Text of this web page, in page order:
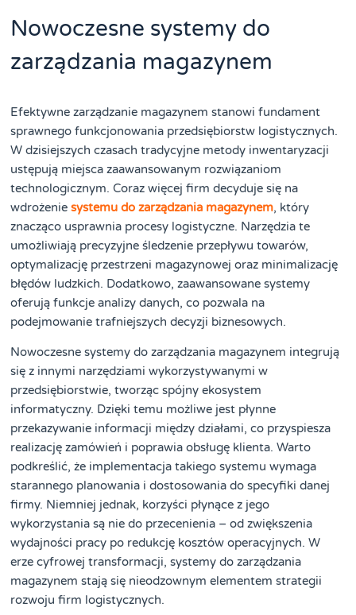
Nowoczesne systemy do
zarządzania magazynem
Efektywne zarządzanie magazynem stanowi fundament
sprawnego funkcjonowania przedsiębiorstw logistycznych.
W dzisiejszych czasach tradycyjne metody inwentaryzacji
ustępują miejsca zaawansowanym rozwiązaniom
technologicznym. Coraz więcej firm decyduje się na
wdrożeniesystemu do zarządzania magazynem, który
znacząco usprawnia procesy logistyczne. Narzędzia te
umożliwiają precyzyjne śledzenie przepływu towarów,
optymalizację przestrzeni magazynowej oraz minimalizację
błędów ludzkich. Dodatkowo, zaawansowane systemy
oferują funkcje analizy danych, co pozwala na
podejmowanie trafniejszych decyzji biznesowych.
Nowoczesne systemy do zarządzania magazynem integrują
się z innymi narzędziami wykorzystywanymi w
przedsiębiorstwie, tworząc spójny ekosystem
informatyczny. Dzięki temu możliwe jest płynne
przekazywanie informacji między działami, co przyspiesza
realizację zamówień i poprawia obsługę klienta. Warto
podkreślić, że implementacja takiego systemu wymaga
starannego planowania i dostosowania do specyfiki danej
firmy. Niemniej jednak, korzyści płynące z jego
wykorzystania są nie do przecenienia – od zwiększenia
wydajności pracy po redukcję kosztów operacyjnych. W
erze cyfrowej transformacji, systemy do zarządzania
magazynem stają się nieodzownym elementem strategii
rozwoju firm logistycznych.